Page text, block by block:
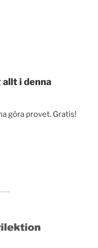
allt i denna
göra provet. Gratis!